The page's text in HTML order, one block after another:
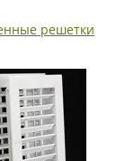
решетки